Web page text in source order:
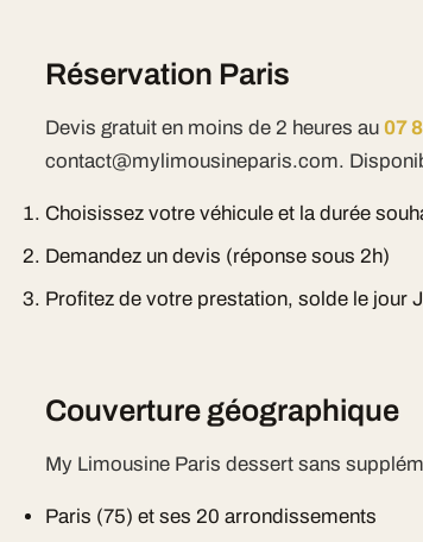
Réservation Paris
Devis gratuit en moins de 2 heures au07
contact@mylimousineparis.com.
Choisissez votre véhicule et la durée
Demandez un devis (réponse sous 2h)
Profitez de votre prestation, solde le jour J
Couverture géographique
My Limousine Paris dessert sans
Paris (75) et ses 20 arrondissements